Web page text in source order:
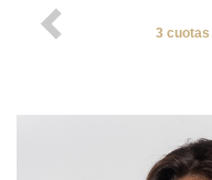
3 cuotas